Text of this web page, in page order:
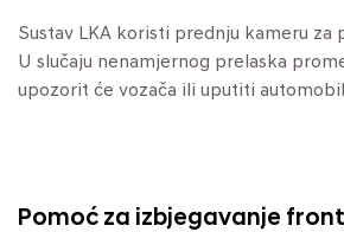
Sustav LKA koristi prednju kameru za
U slučaju nenamjernog prelaska
upozorit će vozača ili uputiti
Pomoć za izbjegavanje